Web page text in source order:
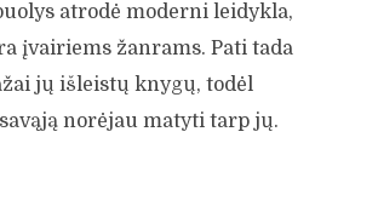
atrodė moderni leidykla,
įvairiems žanrams. Pati tada
jų išleistų knygų, todėl
norėjau matyti tarp jų.